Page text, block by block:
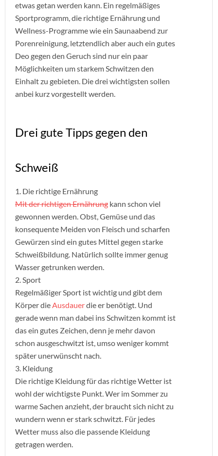
etwas getan werden kann. Ein regelmäßiges
Sportprogramm, die richtige Ernährung und
Wellness-Programme wie ein Saunaabend zur
Porenreinigung, letztendlich aber auch ein gutes
Deo gegen den Geruch sind nur ein paar
Möglichkeiten um starkem Schwitzen den
Einhalt zu gebieten. Die drei wichtigsten sollen
anbei kurz vorgestellt werden.
Drei gute Tipps gegen den
Schweiß
1. Die richtige Ernährung
Mit der richtigen Ernährung kann schon viel
gewonnen werden. Obst, Gemüse und das
konsequente Meiden von Fleisch und scharfen
Gewürzen sind ein gutes Mittel gegen starke
Schweißbildung. Natürlich sollte immer genug
Wasser getrunken werden.
2. Sport
Regelmäßiger Sport ist wichtig und gibt dem
Körper dieAusdauerdie er benötigt. Und
gerade wenn man dabei ins Schwitzen kommt ist
das ein gutes Zeichen, denn je mehr davon
schon ausgeschwitzt ist, umso weniger kommt
später unerwünscht nach.
3. Kleidung
Die richtige Kleidung für das richtige Wetter ist
wohl der wichtigste Punkt. Wer im Sommer zu
warme Sachen anzieht, der braucht sich nicht zu
wundern wenn er stark schwitzt. Für jedes
Wetter muss also die passende Kleidung
getragen werden.